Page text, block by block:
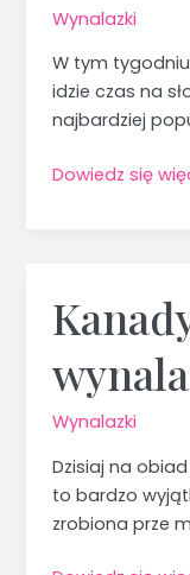
Wynalazki
W tym
idzie czas na
najbardziej
Czwartek.
Dowiedz się
Wynalazki
Dzisiaj na
to bardzo
zrobiona prze
Kanadyjskie
wynalazki.